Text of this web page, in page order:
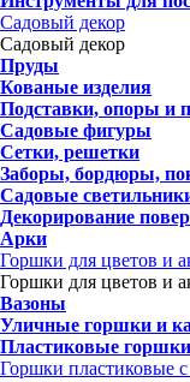
Садовый декор
Садовый декор
Пруды
Кованые изделия
Подставки, опоры и
Садовые фигуры
Сетки, решетки
Заборы, бордюры,
Садовые
Декорирование
Арки
Горшки для цветов и
Горшки для цветов и
Вазоны
Уличные горшки и
Пластиковые
Горшки пластиковые